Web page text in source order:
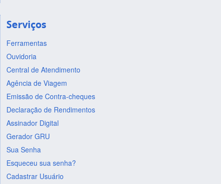
Serviços
Ferramentas
Ouvidoria
Central de Atendimento
Agência de Viagem
Emissão de Contra-cheques
Declaração de Rendimentos
Assinador Digital
Gerador GRU
Sua Senha
Esqueceu sua senha?
Cadastrar Usuário